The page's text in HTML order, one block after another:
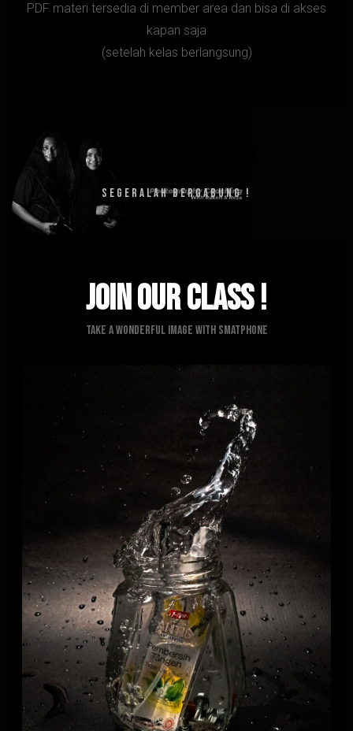
PDF materi tersedia di member area dan bisa di akses
kapan saja
(setelah kelas berlangsung)
Tunggu Apa Lagi ?
SEGERALAH BERGABUNG !
Join Our Class !
Take A Wonderful Image With Smatphone